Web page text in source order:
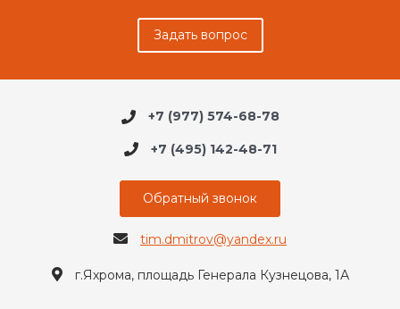
Задать вопрос
+7 (977) 574-68-78
+7 (495) 142-48-71
Обратный звонок
tim.dmitrov@yandex.ru
г.Яхрома, площадь Генерала Кузнецова, 1А